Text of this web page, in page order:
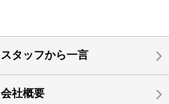
スタッフから一言
会社概要